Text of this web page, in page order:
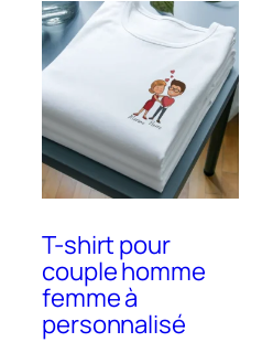
Les
options
peuvent
être
choisies
sur
la
T-shirt pour
couple homme
femme à
personnalisé